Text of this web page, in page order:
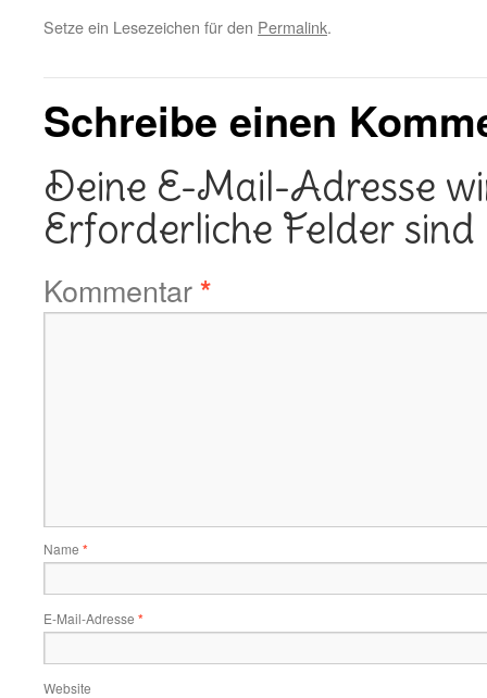
Setze ein Lesezeichen für den Permalink.
Schreibe einen
Deine E-Mail-Adresse
Erforderliche Felder
Kommentar*
Name *
E-Mail-Adresse *
Website